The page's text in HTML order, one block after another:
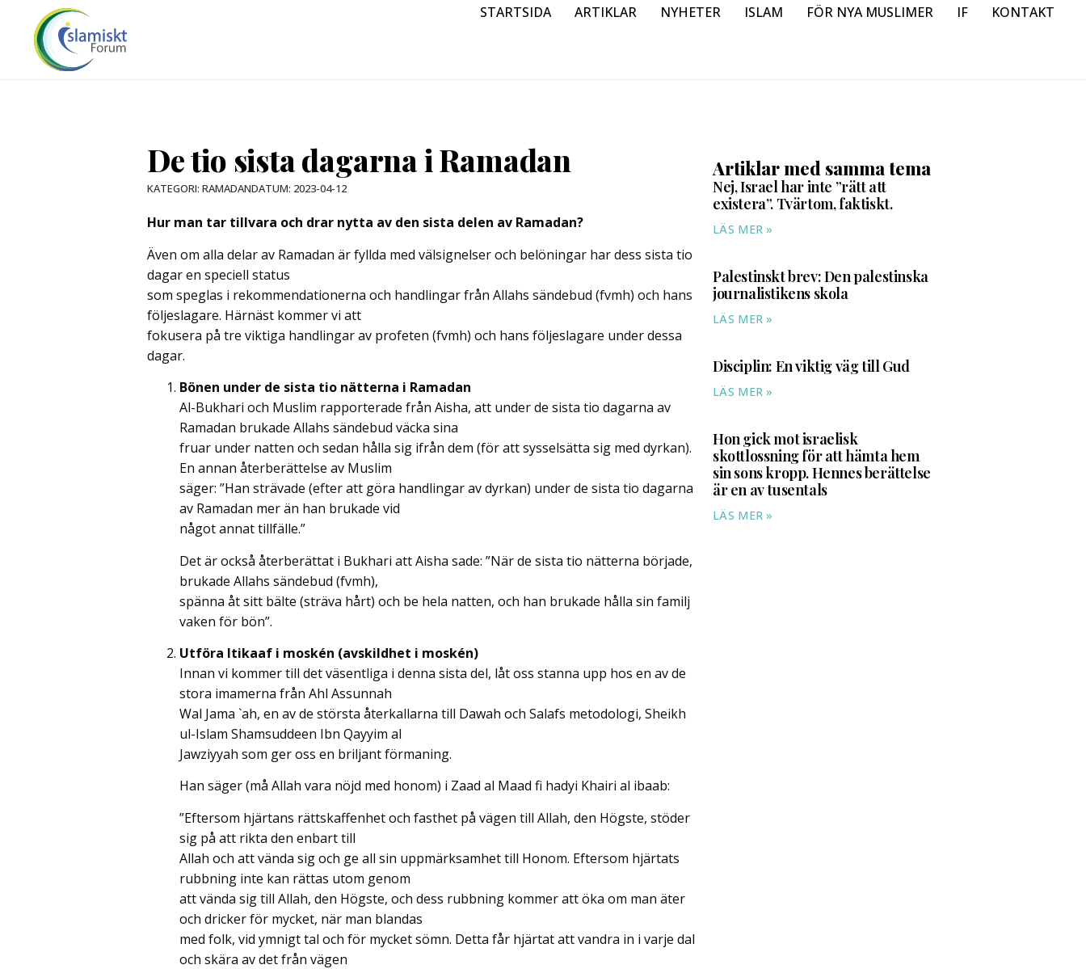
STARTSIDA ARTIKLAR NYHETER ISLAM FÖR NYA MUSLIMER IF KONTAKT
De tio sista dagarna i Ramadan
KATEGORI: RAMADANDATUM: 2023-04-12
Hur man tar tillvara och drar nytta av den sista delen av Ramadan?
Även om alla delar av Ramadan är fyllda med välsignelser och belöningar har dess sista tio
dagar en speciell status
som speglas i rekommendationerna och handlingar från Allahs sändebud (fvmh) och hans
följeslagare. Härnäst kommer vi att
fokusera på tre viktiga handlingar av profeten (fvmh) och hans följeslagare under dessa
dagar.
Bönen under de sista tio nätterna i Ramadan
Al-Bukhari och Muslim rapporterade från Aisha, att under de sista tio dagarna av
Ramadan brukade Allahs sändebud väcka sina
fruar under natten och sedan hålla sig ifrån dem (för att sysselsätta sig med dyrkan).
En annan återberättelse av Muslim
säger: ”Han strävade (efter att göra handlingar av dyrkan) under de sista tio dagarna
av Ramadan mer än han brukade vid
något annat tillfälle.”
Det är också återberättat i Bukhari att Aisha sade: ”När de sista tio nätterna började,
brukade Allahs sändebud (fvmh),
spänna åt sitt bälte (sträva hårt) och be hela natten, och han brukade hålla sin familj
vaken för bön”.
Utföra Itikaaf i moskén (avskildhet i moskén)
Innan vi kommer till det väsentliga i denna sista del, låt oss stanna upp hos en av de
stora imamerna från Ahl Assunnah
Wal Jama `ah, en av de största återkallarna till Dawah och Salafs metodologi, Sheikh
ul-Islam Shamsuddeen Ibn Qayyim al
Jawziyyah som ger oss en briljant förmaning.
Han säger (må Allah vara nöjd med honom) i Zaad al Maad fi hadyi Khairi al ibaab:
”Eftersom hjärtans rättskaffenhet och fasthet på vägen till Allah, den Högste, stöder
sig på att rikta den enbart till
Allah och att vända sig och ge all sin uppmärksamhet till Honom. Eftersom hjärtats
rubbning inte kan rättas utom genom
att vända sig till Allah, den Högste, och dess rubbning kommer att öka om man äter
och dricker för mycket, när man blandas
med folk, vid ymnigt tal och för mycket sömn. Detta får hjärtat att vandra in i varje dal
och skära av det från vägen
Artiklar med samma tema
Nej, Israel har inte ”rätt att
existera”. Tvärtom, faktiskt.
LÄS MER »
Palestinskt brev: Den palestinska
journalistikens skola
LÄS MER »
Disciplin: En viktig väg till Gud
LÄS MER »
Hon gick mot israelisk
skottlossning för att hämta hem
sin sons kropp. Hennes berättelse
är en av tusentals
LÄS MER »